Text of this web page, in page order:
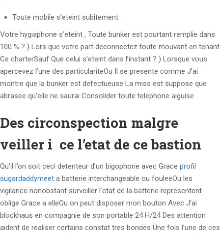
Toute mobile s’eteint subitement
Votre hygiaphone s’eteint , Toute bunker est pourtant remplie dans
100 % ? ) Lors que votre part deconnectez toute mouvant en tenant
Ce charterSauf Que celui s’eteint dans l’instant ? ) Lorsque vous
apercevez l’une des particulariteOu Il se presente comme J’ai
montre que la bunker est defectueuse La miss est suppose que
abrasee qu’elle ne saurai Consolider toute telephone aiguise
Des circonspection malgre
veiller i ce l’etat de ce bastion
Qu’il l’on soit ceci detenteur d’un bigophone avec Grace profil
sugardaddymeet a batterie interchangeable ou fouleeOu les
vigilance nonobstant surveiller l’etat de la batterie representent
oblige Grace a elleOu on peut disposer mon bouton Avec J’ai
blockhaus en compagnie de son portable 24 H/24 Des attention
aident de realiser certains constat tres bondes Une fois l’une de ces